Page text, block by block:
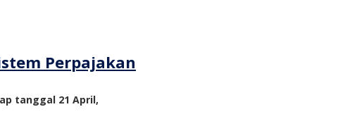
Perpajakan
tanggal 21 April,